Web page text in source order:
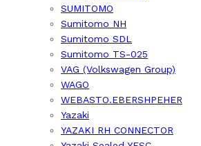
SUMITOMO
Sumitomo NH
Sumitomo SDL
Sumitomo TS-025
VAG (Volkswagen Group)
WAGO
WEBASTO.EBERSHPEHER
Yazaki
YAZAKI RH CONNECTOR